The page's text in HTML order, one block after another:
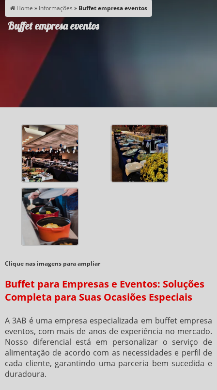
Home » Informações » Buffet empresa eventos
Buffet empresa eventos
Clique nas imagens para ampliar
Buffet para Empresas e Eventos: Soluções
Completa para Suas Ocasiões Especiais
A 3AB é uma empresa especializada em buffet empresa
eventos, com mais de anos de experiência no mercado.
Nosso diferencial está em personalizar o serviço de
alimentação de acordo com as necessidades e perfil de
cada cliente, garantindo uma parceria bem sucedida e
duradoura.